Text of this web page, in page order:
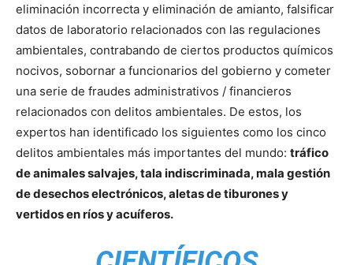
eliminación incorrecta y eliminación de amianto, falsificar
datos de laboratorio relacionados con las regulaciones
ambientales, contrabando de ciertos productos químicos
nocivos, sobornar a funcionarios del gobierno y cometer
una serie de fraudes administrativos / financieros
relacionados con delitos ambientales. De estos, los
expertos han identificado los siguientes como los cinco
delitos ambientales más importantes del mundo: tráfico
de animales salvajes, tala indiscriminada, mala gestión
de desechos electrónicos, aletas de tiburones y
vertidos en ríos y acuíferos.